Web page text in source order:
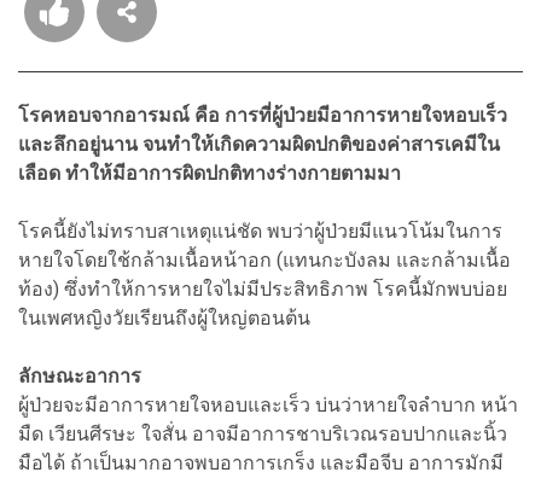
โรคหอบจากอารมณ์ คือ การที่ผู้ป่วยมีอาการหายใจหอบเร็ว
และลึกอยู่นาน จนทำให้เกิดความผิดปกติของค่าสารเคมีใน
เลือด ทำให้มีอาการผิดปกติทางร่างกายตามมา
โรคนี้ยังไม่ทราบสาเหตุแน่ชัด พบว่าผู้ป่วยมีแนวโน้มในการ
หายใจโดยใช้กล้ามเนื้อหน้าอก (แทนกะบังลม และกล้ามเนื้อ
ท้อง) ซึ่งทำให้การหายใจไม่มีประสิทธิภาพ โรคนี้มักพบบ่อย
ในเพศหญิงวัยเรียนถึงผู้ใหญ่ตอนต้น
ลักษณะอาการ
ผู้ป่วยจะมีอาการหายใจหอบและเร็ว บ่นว่าหายใจลำบาก หน้า
มืด เวียนศีรษะ ใจสั่น อาจมีอาการชาบริเวณรอบปากและนิ้ว
มือได้ ถ้าเป็นมากอาจพบอาการเกร็ง และมือจีบ อาการมักมี